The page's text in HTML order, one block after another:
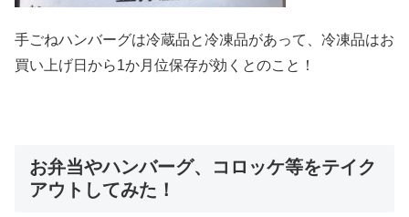
手ごねハンバーグは冷蔵品と冷凍品があって、冷凍品はお
買い上げ日から1か月位保存が効くとのこと！
お弁当やハンバーグ、コロッケ等をテイク
アウトしてみた！